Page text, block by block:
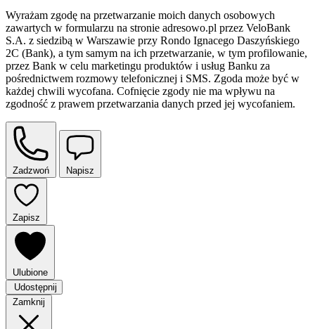
Wyrażam zgodę na przetwarzanie moich danych osobowych
zawartych w formularzu na stronie adresowo.pl przez VeloBank
S.A. z siedzibą w Warszawie przy Rondo Ignacego Daszyńskiego
2C (Bank), a tym samym na ich przetwarzanie, w tym profilowanie,
przez Bank w celu marketingu produktów i usług Banku za
pośrednictwem rozmowy telefonicznej i SMS. Zgoda może być w
każdej chwili wycofana. Cofnięcie zgody nie ma wpływu na
zgodność z prawem przetwarzania danych przed jej wycofaniem.
Zadzwoń Napisz
Zapisz
Ulubione
Udostępnij
Zamknij